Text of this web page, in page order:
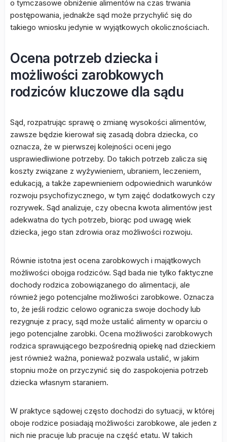
o tymczasowe obniżenie alimentów na czas trwania
postępowania, jednakże sąd może przychylić się do
takiego wniosku jedynie w wyjątkowych okolicznościach.
Ocena potrzeb dziecka i
możliwości zarobkowych
rodziców kluczowe dla sądu
Sąd, rozpatrując sprawę o zmianę wysokości alimentów,
zawsze będzie kierował się zasadą dobra dziecka, co
oznacza, że w pierwszej kolejności oceni jego
usprawiedliwione potrzeby. Do takich potrzeb zalicza się
koszty związane z wyżywieniem, ubraniem, leczeniem,
edukacją, a także zapewnieniem odpowiednich warunków
rozwoju psychofizycznego, w tym zajęć dodatkowych czy
rozrywek. Sąd analizuje, czy obecna kwota alimentów jest
adekwatna do tych potrzeb, biorąc pod uwagę wiek
dziecka, jego stan zdrowia oraz możliwości rozwoju.
Równie istotna jest ocena zarobkowych i majątkowych
możliwości obojga rodziców. Sąd bada nie tylko faktyczne
dochody rodzica zobowiązanego do alimentacji, ale
również jego potencjalne możliwości zarobkowe. Oznacza
to, że jeśli rodzic celowo ogranicza swoje dochody lub
rezygnuje z pracy, sąd może ustalić alimenty w oparciu o
jego potencjalne zarobki. Ocena możliwości zarobkowych
rodzica sprawującego bezpośrednią opiekę nad dzieckiem
jest również ważna, ponieważ pozwala ustalić, w jakim
stopniu może on przyczynić się do zaspokojenia potrzeb
dziecka własnym staraniem.
W praktyce sądowej często dochodzi do sytuacji, w której
oboje rodzice posiadają możliwości zarobkowe, ale jeden z
nich nie pracuje lub pracuje na część etatu. W takich